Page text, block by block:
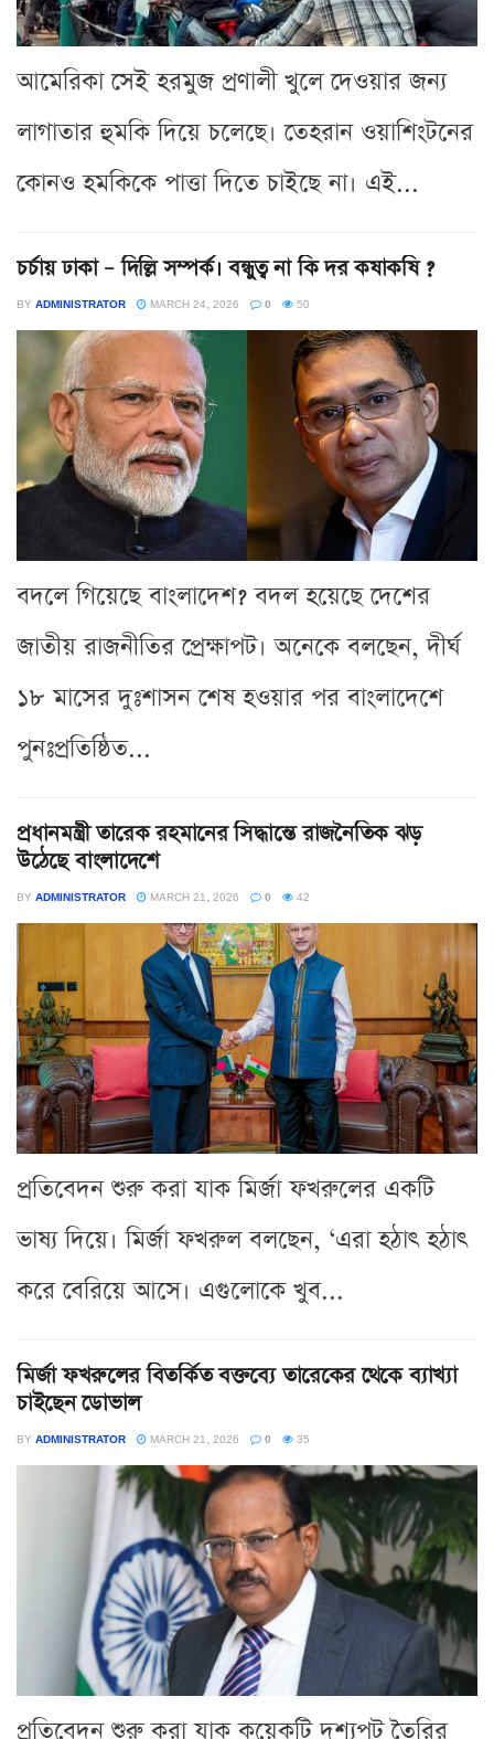
আমেরিকা সেই হরমুজ প্রণালী খুলে দেওয়ার জন্য
লাগাতার হুমকি দিয়ে চলেছে। তেহরান ওয়াশিংটনের
কোনও হমকিকে পাত্তা দিতে চাইছে না। এই...
চর্চায় ঢাকা – দিল্লি সম্পর্ক। বন্ধুত্ব না কি দর কষাকষি ?
BY ADMINISTRATOR MARCH 24, 2026 0 50
বদলে গিয়েছে বাংলাদেশ? বদল হয়েছে দেশের
জাতীয় রাজনীতির প্রেক্ষাপট। অনেকে বলছেন, দীর্ঘ
১৮ মাসের দুঃশাসন শেষ হওয়ার পর বাংলাদেশে
পুনঃপ্রতিষ্ঠিত...
প্রধানমন্ত্রী তারেক রহমানের সিদ্ধান্তে রাজনৈতিক ঝড়
উঠেছে বাংলাদেশে
BY ADMINISTRATOR MARCH 21, 2026 0 42
প্রতিবেদন শুরু করা যাক মির্জা ফখরুলের একটি
ভাষ্য দিয়ে। মির্জা ফখরুল বলছেন, ‘এরা হঠাৎ হঠাৎ
করে বেরিয়ে আসে। এগুলোকে খুব...
মির্জা ফখরুলের বিতর্কিত বক্তব্যে তারেকের থেকে ব্যাখ্যা
চাইছেন ডোভাল
BY ADMINISTRATOR MARCH 21, 2026 0 35
প্রতিবেদন শুরু করা যাক কয়েকটি দৃশ্যপট তৈরির